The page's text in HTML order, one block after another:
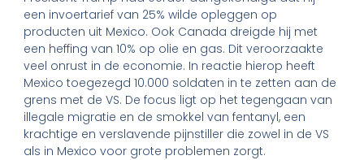
een invoertarief van 25% wilde opleggen op
producten uit Mexico. Ook Canada dreigde hij met
een heffing van 10% op olie en gas. Dit veroorzaakte
veel onrust in de economie. In reactie hierop heeft
Mexico toegezegd 10.000 soldaten in te zetten aan de
grens met de VS. De focus ligt op het tegengaan van
illegale migratie en de smokkel van fentanyl, een
krachtige en verslavende pijnstiller die zowel in de VS
als in Mexico voor grote problemen zorgt.